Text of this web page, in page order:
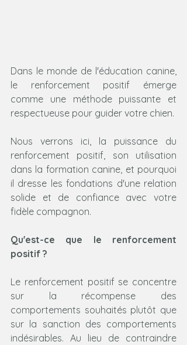
Dans le monde de l'éducation canine,
le renforcement positif émerge
comme une méthode puissante et
respectueuse pour guider votre chien.
Nous verrons ici, la puissance du
renforcement positif, son utilisation
dans la formation canine, et pourquoi
il dresse les fondations d'une relation
solide et de confiance avec votre
fidèle compagnon.
Qu'est-ce que le renforcement
positif ?
Le renforcement positif se concentre
sur la récompense des
comportements souhaités plutôt que
sur la sanction des comportements
indésirables. Au lieu de contraindre